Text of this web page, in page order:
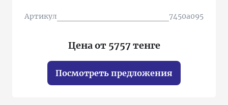
Артикул 7450a095
Цена от 5757 тенге
Посмотреть предложения